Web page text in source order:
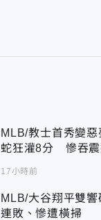
MLB/教士首秀變
蛇狂灌8分 慘吞震
17小時前
MLB/大谷翔平雙
連敗、慘遭橫掃